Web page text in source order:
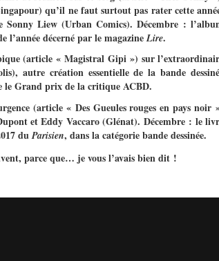
qu’il ne faut surtout pas rater cette
Sonny Liew (Urban Comics). Décembre :
l’année décerné par le magazineLire.
(article « Magistral Gipi ») sur
autre création essentielle de la bande
le Grand prix de la critique ACBD.
(article « Des Gueules rouges en pays noir
et Eddy Vaccaro (Glénat). Décembre : le
duParisien, dans la catégorie bande dessinée.
parce que… je vous l’avais bien dit !